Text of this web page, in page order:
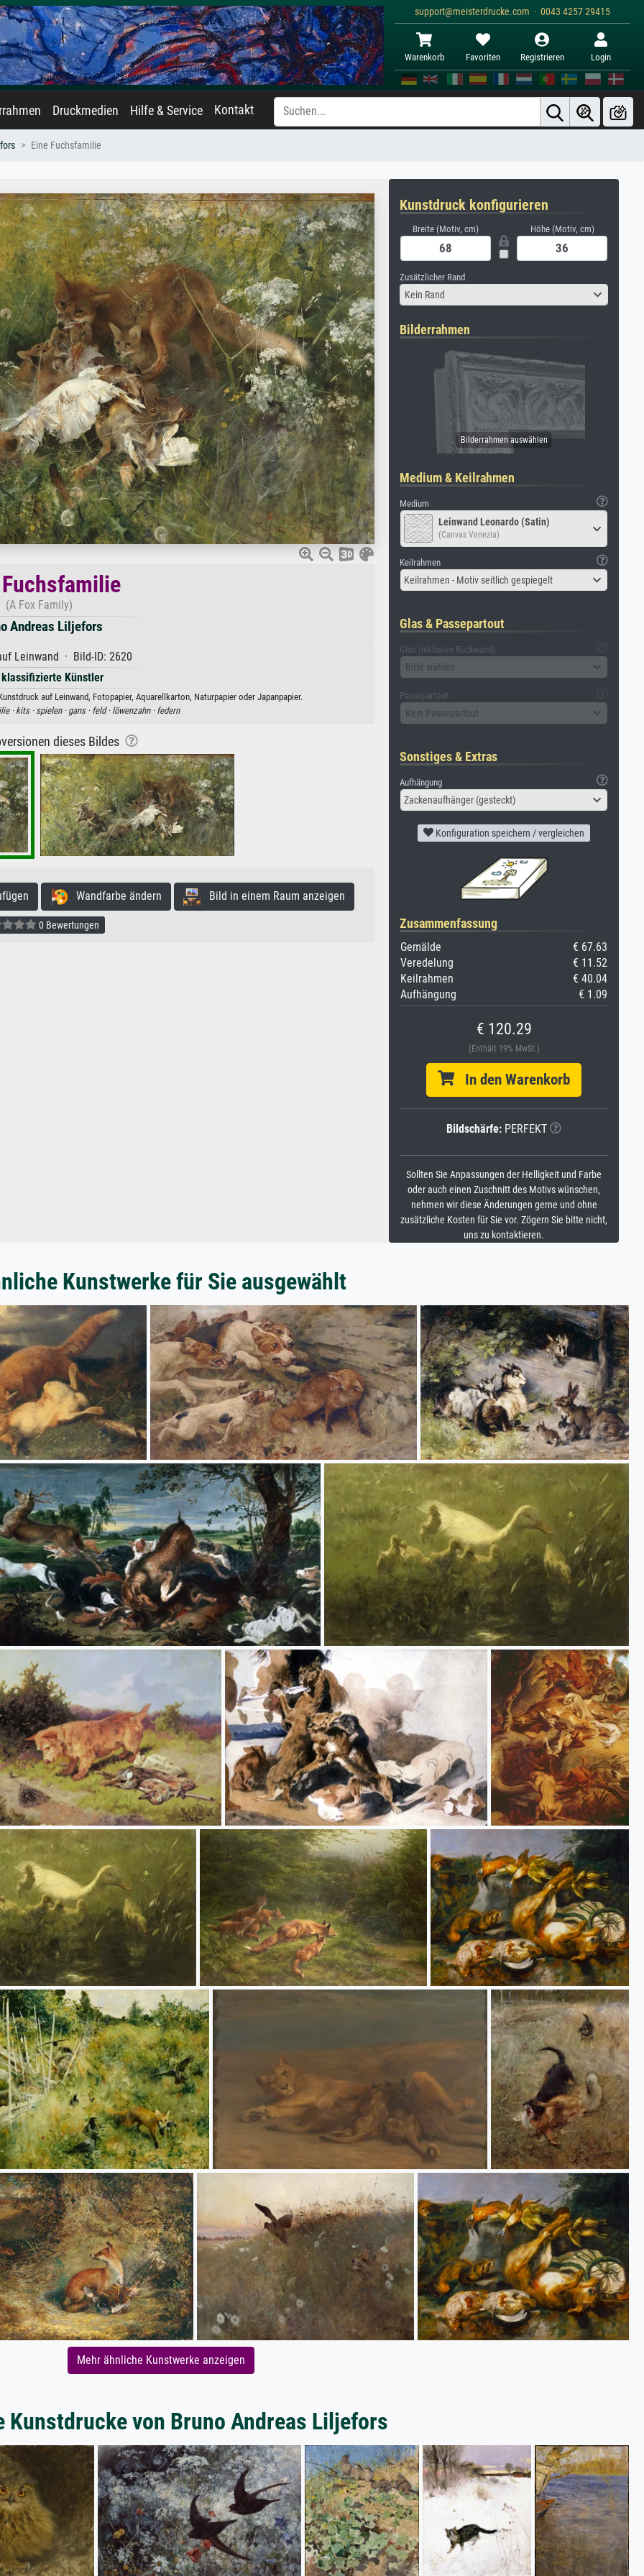
support@meisterdrucke.com · 0043 4257 29415
Warenkorb Favoriten Registrieren Login
Druckmedien Hilfe & Service Kontakt
Eine Fuchsfamilie
(A Fox Family)
Andreas Liljefors
Leinwand · Bild-ID: 2620
Künstler
auf Leinwand, Fotopapier, Aquarellkarton, Naturpapier oder Japanpapier.
· kits · spielen · gans · feld · löwenzahn · federn
dieses Bildes
Wandfarbe ändern Bild in einem Raum anzeigen
0 Bewertungen
Kunstdruck konfigurieren
Breite (Motiv, cm) Höhe (Motiv, cm)
Zusätzlicher Rand
Kein Rand
Bilderrahmen
Medium & Keilrahmen
Medium
Leinwand Leonardo (Satin)
(Canvas Venezia)
Keilrahmen
Keilrahmen - Motiv seitlich gespiegelt
Glas & Passepartout
Glas (inklusive Rückwand)
Bitte wählen
Passepartout
Kein Passepartout
Sonstiges & Extras
Aufhängung
Zackenaufhänger (gesteckt)
Konfiguration speichern / vergleichen
Zusammenfassung
Gemälde
€ 67.63
Veredelung
€ 11.52
Keilrahmen
€ 40.04
Aufhängung
€ 1.09
€ 120.29
(Enthält 19% MwSt.)
In den Warenkorb
Bildschärfe: PERFEKT
Sollten Sie Anpassungen der Helligkeit und Farbe
oder auch einen Zuschnitt des Motivs wünschen,
nehmen wir diese Änderungen gerne und ohne
zusätzliche Kosten für Sie vor. Zögern Sie bitte nicht,
uns zu kontaktieren.
Kunstwerke für Sie ausgewählt
Mehr ähnliche Kunstwerke anzeigen
Kunstdrucke von Bruno Andreas Liljefors